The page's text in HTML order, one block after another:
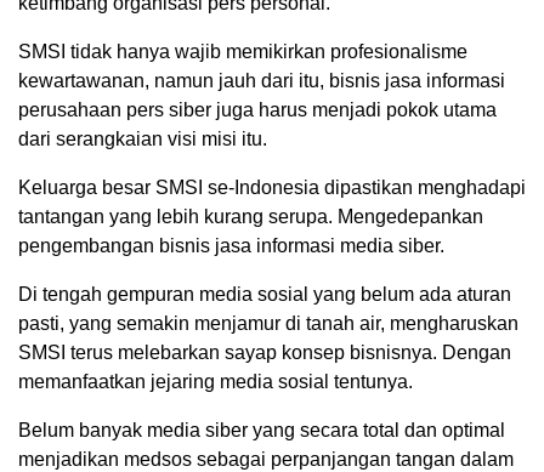
SMSI tidak hanya wajib memikirkan profesionalisme
kewartawanan, namun jauh dari itu, bisnis jasa informasi
perusahaan pers siber juga harus menjadi pokok utama
dari serangkaian visi misi itu.
Keluarga besar SMSI se-Indonesia dipastikan menghadapi
tantangan yang lebih kurang serupa. Mengedepankan
pengembangan bisnis jasa informasi media siber.
Di tengah gempuran media sosial yang belum ada aturan
pasti, yang semakin menjamur di tanah air, mengharuskan
SMSI terus melebarkan sayap konsep bisnisnya. Dengan
memanfaatkan jejaring media sosial tentunya.
Belum banyak media siber yang secara total dan optimal
menjadikan medsos sebagai perpanjangan tangan dalam